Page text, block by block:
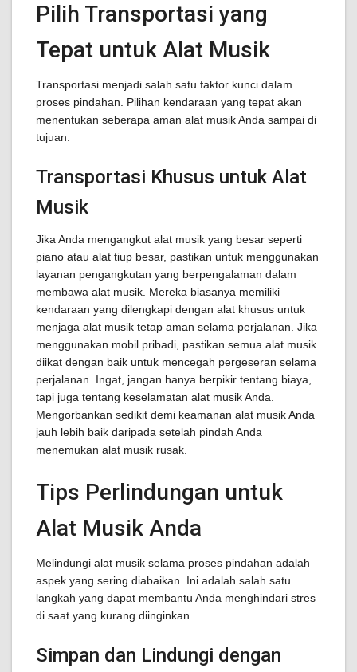
Pilih Transportasi yang
Tepat untuk Alat Musik
Transportasi menjadi salah satu faktor kunci dalam
proses pindahan. Pilihan kendaraan yang tepat akan
menentukan seberapa aman alat musik Anda sampai di
tujuan.
Transportasi Khusus untuk Alat
Musik
Jika Anda mengangkut alat musik yang besar seperti
piano atau alat tiup besar, pastikan untuk menggunakan
layanan pengangkutan yang berpengalaman dalam
membawa alat musik. Mereka biasanya memiliki
kendaraan yang dilengkapi dengan alat khusus untuk
menjaga alat musik tetap aman selama perjalanan. Jika
menggunakan mobil pribadi, pastikan semua alat musik
diikat dengan baik untuk mencegah pergeseran selama
perjalanan. Ingat, jangan hanya berpikir tentang biaya,
tapi juga tentang keselamatan alat musik Anda.
Mengorbankan sedikit demi keamanan alat musik Anda
jauh lebih baik daripada setelah pindah Anda
menemukan alat musik rusak.
Tips Perlindungan untuk
Alat Musik Anda
Melindungi alat musik selama proses pindahan adalah
aspek yang sering diabaikan. Ini adalah salah satu
langkah yang dapat membantu Anda menghindari stres
di saat yang kurang diinginkan.
Simpan dan Lindungi dengan